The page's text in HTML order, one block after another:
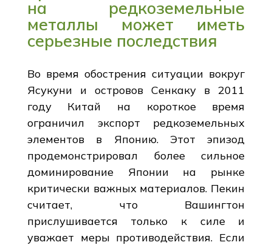
на редкоземельные
металлы может иметь
серьезные последствия
Во время обострения ситуации вокруг
Ясукуни и островов Сенкаку в 2011
году Китай на короткое время
ограничил экспорт редкоземельных
элементов в Японию. Этот эпизод
продемонстрировал более сильное
доминирование Японии на рынке
критически важных материалов. Пекин
считает, что Вашингтон
прислушивается только к силе и
уважает меры противодействия. Если